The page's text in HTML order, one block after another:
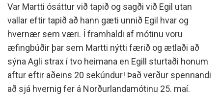
Var Martti ósáttur við tapið og sagði við Egil utan
vallar eftir tapið að hann gæti unnið Egil hvar og
hvernær sem væri. Í framhaldi af mótinu voru
æfingbúðir þar sem Martti nýtti færið og ætlaði að
sýna Agli strax í tvo heimana en Egill sturtaði honum
aftur eftir aðeins 20 sekúndur! Það verður spennandi
að sjá hvernig fer á Norðurlandamótinu 25. maí.